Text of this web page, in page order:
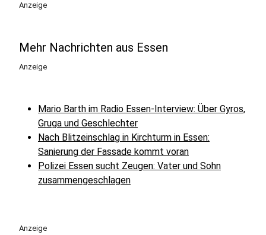
Anzeige
Mehr Nachrichten aus Essen
Anzeige
Mario Barth im Radio Essen-Interview: Über Gyros,
Gruga und Geschlechter
Nach Blitzeinschlag in Kirchturm in Essen:
Sanierung der Fassade kommt voran
Polizei Essen sucht Zeugen: Vater und Sohn
zusammengeschlagen
Anzeige